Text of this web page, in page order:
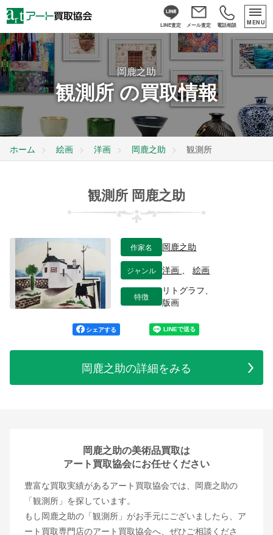
LINE査定 メール査定 電話相談 MENU
岡鹿之助
観測所 の買取情報
ホーム 絵画 洋画 岡鹿之助 観測所
観測所 岡鹿之助
作家名 岡鹿之助
ジャンル 洋画 、絵画
特徴
リトグラフ、
版画
シェアする
岡鹿之助の詳細をみる
岡鹿之助の美術品買取は
アート買取協会にお任せください
豊富な買取実績があるアート買取協会では、岡鹿之助の
「観測所」を探しています。
もし岡鹿之助の「観測所」がお手元にございましたら、ア
ート買取専門店のアート買取協会へ、ぜひご相談くださ